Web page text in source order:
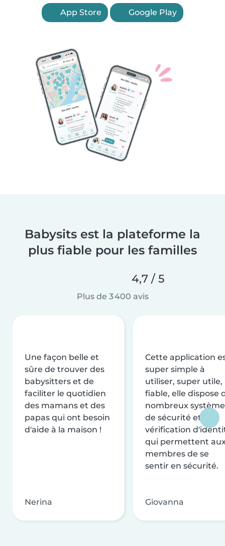
App Store Google Play
Babysits est la plateforme la
plus fiable pour les familles
4,7 / 5
Plus de 3 400 avis
Une façon belle et
sûre de trouver des
babysitters et de
faciliter le quotidien
des mamans et des
papas qui ont besoin
d'aide à la maison !
Nerina
Cette application
super simple à
utiliser, super utile,
fiable, elle dispose
nombreux
de sécurité et de
vérification
qui permettent
membres de se
sentir en sécurité.
Giovanna